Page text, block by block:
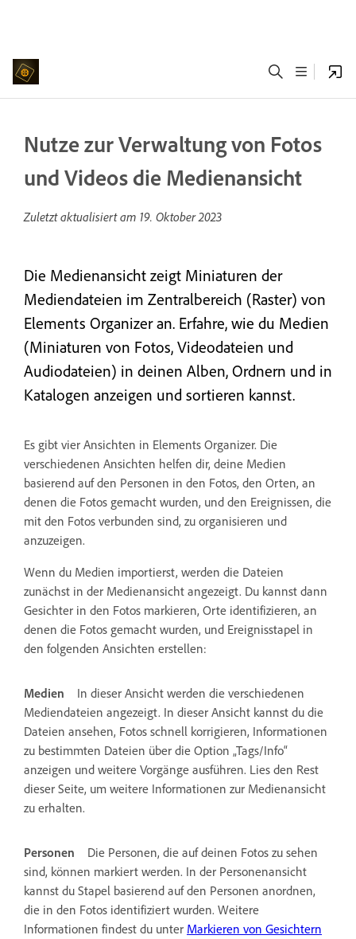
Nutze zur Verwaltung von Fotos
und Videos die Medienansicht
Zuletzt aktualisiert am 19. Oktober 2023
Die Medienansicht zeigt Miniaturen der
Mediendateien im Zentralbereich (Raster) von
Elements Organizer an. Erfahre, wie du Medien
(Miniaturen von Fotos, Videodateien und
Audiodateien) in deinen Alben, Ordnern und in
Katalogen anzeigen und sortieren kannst.
Es gibt vier Ansichten in Elements Organizer. Die
verschiedenen Ansichten helfen dir, deine Medien
basierend auf den Personen in den Fotos, den Orten, an
denen die Fotos gemacht wurden, und den Ereignissen, die
mit den Fotos verbunden sind, zu organisieren und
anzuzeigen.
Wenn du Medien importierst, werden die Dateien
zunächst in der Medienansicht angezeigt. Du kannst dann
Gesichter in den Fotos markieren, Orte identifizieren, an
denen die Fotos gemacht wurden, und Ereignisstapel in
den folgenden Ansichten erstellen:
Medien
In dieser Ansicht werden die verschiedenen
Mediendateien angezeigt. In dieser Ansicht kannst du die
Dateien ansehen, Fotos schnell korrigieren, Informationen
zu bestimmten Dateien über die Option „Tags/Info“
anzeigen und weitere Vorgänge ausführen. Lies den Rest
dieser Seite, um weitere Informationen zur Medienansicht
zu erhalten.
Personen
Die Personen, die auf deinen Fotos zu sehen
sind, können markiert werden. In der Personenansicht
kannst du Stapel basierend auf den Personen anordnen,
die in den Fotos identifiziert wurden. Weitere
Informationen findest du unter Markieren von Gesichtern